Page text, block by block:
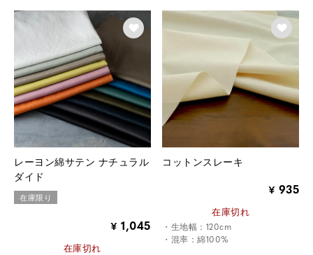
レーヨン綿サテン ナチュラル
ダイド
在庫限り
¥ 1,045
在庫切れ
コットンスレーキ
¥ 935
在庫切れ
・生地幅：120cm
・混率：綿100%